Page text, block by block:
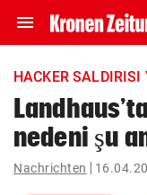
menu Navigation
ein-/ausklappen
account_circle Anmelden
HACKER SALDIRISI
nedeni şu
Nachrichten